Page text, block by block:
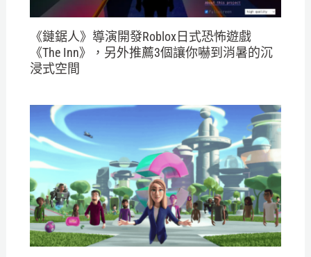
《鏈鋸人》導演開發Roblox日式恐怖遊戲
《The Inn》，另外推薦3個讓你嚇到消暑的沉
浸式空間